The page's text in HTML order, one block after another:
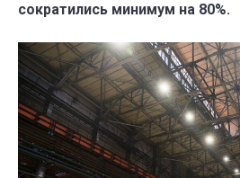
сократились минимум на 80%.